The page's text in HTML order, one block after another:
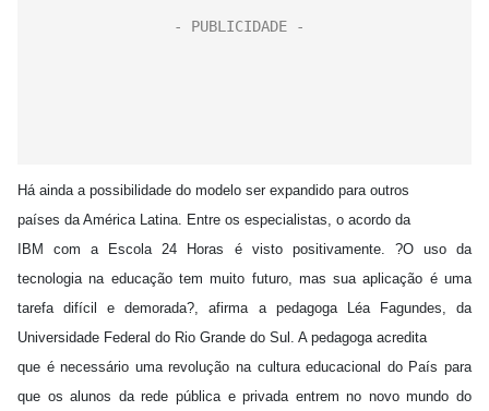
Há ainda a possibilidade do modelo ser expandido para outros
países da América Latina. Entre os especialistas, o acordo da
IBM com a Escola 24 Horas é visto positivamente. ?O uso da
tecnologia na educação tem muito futuro, mas sua aplicação é uma
tarefa difícil e demorada?, afirma a pedagoga Léa Fagundes, da
Universidade Federal do Rio Grande do Sul. A pedagoga acredita
que é necessário uma revolução na cultura educacional do País para
que os alunos da rede pública e privada entrem no novo mundo do